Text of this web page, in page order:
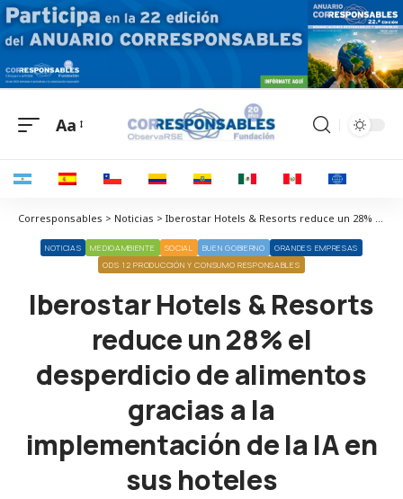
Aa
Corresponsables > Noticias > Iberostar Hotels & Resorts reduce un 28% el desperdicio de alimentos gracias a la implementación de la IA en sus hoteles
NOTICIAS MEDIOAMBIENTE SOCIAL BUEN GOBIERNO
GRANDES EMPRESAS
ODS 12 PRODUCCIÓN Y CONSUMO RESPONSABLES
Iberostar Hotels & Resorts
reduce un 28% el
desperdicio de alimentos
gracias a la
implementación de la IA en
sus hoteles